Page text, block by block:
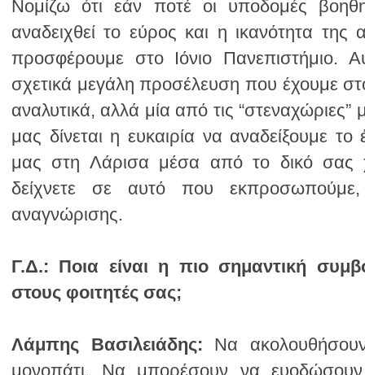
αναγνώρισης.
Γ.Δ.:
στους φοιτητές σας;
Λάμπης Βασιλειάδης: